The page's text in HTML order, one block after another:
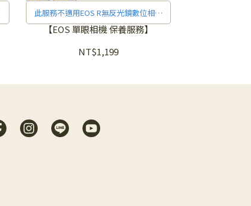
此服務不適用EOS R無反光鏡數位相機
(RF接環)，下單前請確認規格說明之
【EOS 單眼相機 保養服務】
NT$1,199